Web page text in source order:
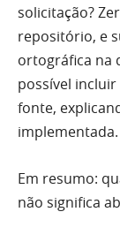
solicitação?
repositório, e
ortográfica na
possível
fonte,
implementada.
Em resumo:
não significa